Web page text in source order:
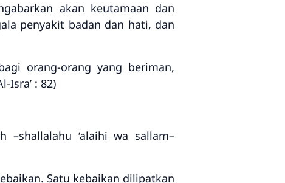
akan keutamaan dan
penyakit badan dan hati, dan
orang-orang yang beriman,
Isra’ : 82)
–shallalahu ‘alaihi wa sallam–
Satu kebaikan dilipatkan